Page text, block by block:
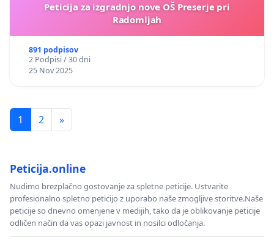
Peticija za izgradnjo nove OŠ Preserje pri
Radomljah
891 podpisov
2 Podpisi / 30 dni
25 Nov 2025
1 2 »
Peticija.online
Nudimo brezplačno gostovanje za spletne peticije. Ustvarite
profesionalno spletno peticijo z uporabo naše zmogljive storitve.Naše
peticije so dnevno omenjene v medijih, tako da je oblikovanje peticije
odličen način da vas opazi javnost in nosilci odločanja.